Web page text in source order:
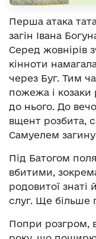
Перша атака
загін Івана
Серед жовнірів
кінноти
через Буг. Тим
пожежа і козаки
до нього. До
вщент розбита,
Самуелем
Під Батогом
вбитими,
родовитої
слуг. Ще більше
Попри розгром,